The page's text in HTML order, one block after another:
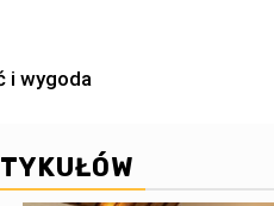
i wygoda